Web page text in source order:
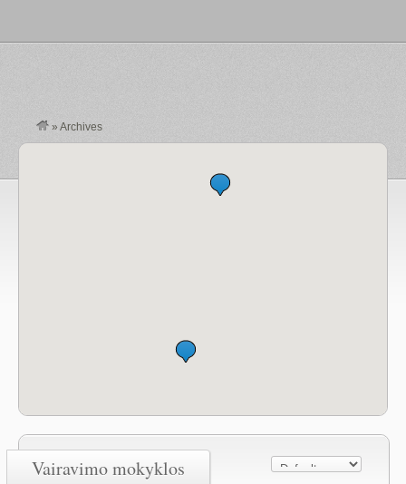
»Archives
Vairavimo mokyklos